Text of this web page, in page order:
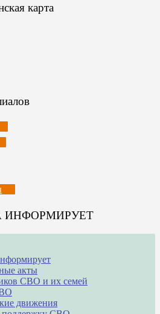
карта
ИНФОРМИРУЕТ
акты
СВО и их семей
движения